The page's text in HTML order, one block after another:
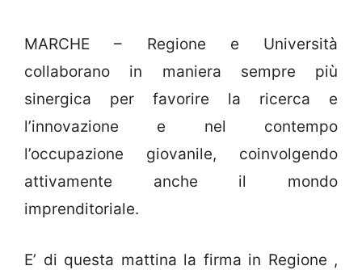
MARCHE – Regione e Università
collaborano in maniera sempre più
sinergica per favorire la ricerca e
l’innovazione e nel contempo
l’occupazione giovanile, coinvolgendo
attivamente anche il mondo
imprenditoriale.
E’ di questa mattina la firma in Regione ,